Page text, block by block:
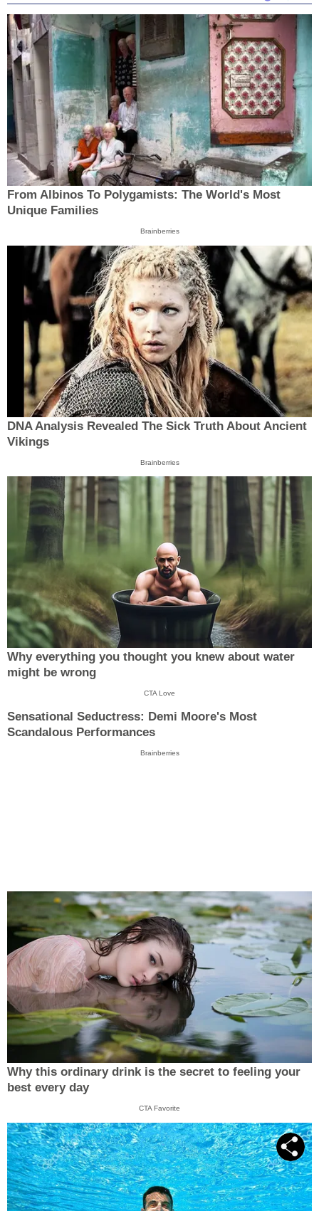
From Albinos To Polygamists: The World's Most
Unique Families
Brainberries
DNA Analysis Revealed The Sick Truth About Ancient
Vikings
Brainberries
Why everything you thought you knew about water
might be wrong
CTA Love
Sensational Seductress: Demi Moore's Most
Scandalous Performances
Brainberries
Why this ordinary drink is the secret to feeling your
best every day
CTA Favorite